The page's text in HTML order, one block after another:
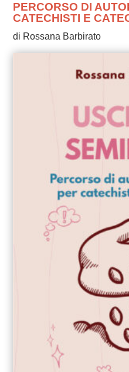
PERCORSO DI
CATECHISTI E
di Rossana Barbirato